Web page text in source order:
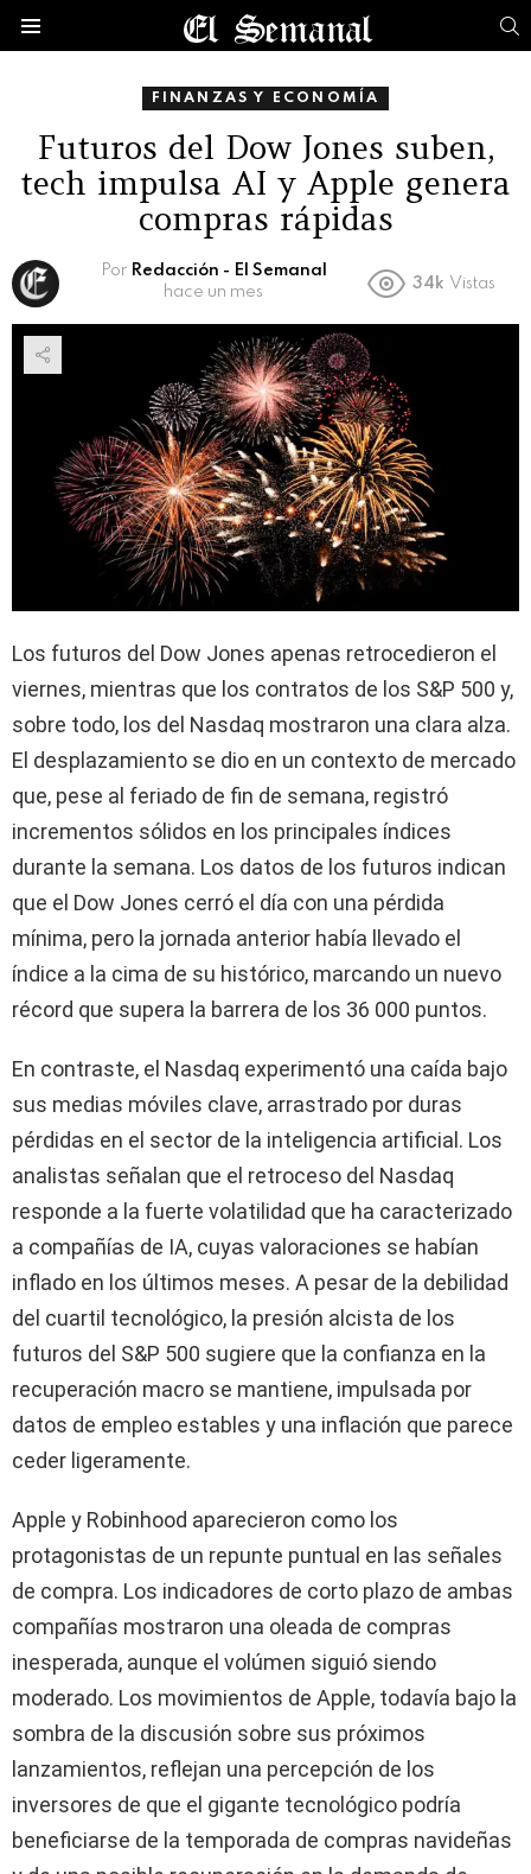
FINANZAS Y ECONOMÍA
Futuros del Dow Jones suben,
tech impulsa AI y Apple genera
compras rápidas
Por Redacción - El Semanal
hace un mes
34k Vistas
Los futuros del Dow Jones apenas retrocedieron el
viernes, mientras que los contratos de los S&P 500 y,
sobre todo, los del Nasdaq mostraron una clara alza.
El desplazamiento se dio en un contexto de mercado
que, pese al feriado de fin de semana, registró
incrementos sólidos en los principales índices
durante la semana. Los datos de los futuros indican
que el Dow Jones cerró el día con una pérdida
mínima, pero la jornada anterior había llevado el
índice a la cima de su histórico, marcando un nuevo
récord que supera la barrera de los 36 000 puntos.
En contraste, el Nasdaq experimentó una caída bajo
sus medias móviles clave, arrastrado por duras
pérdidas en el sector de la inteligencia artificial. Los
analistas señalan que el retroceso del Nasdaq
responde a la fuerte volatilidad que ha caracterizado
a compañías de IA, cuyas valoraciones se habían
inflado en los últimos meses. A pesar de la debilidad
del cuartil tecnológico, la presión alcista de los
futuros del S&P 500 sugiere que la confianza en la
recuperación macro se mantiene, impulsada por
datos de empleo estables y una inflación que parece
ceder ligeramente.
Apple y Robinhood aparecieron como los
protagonistas de un repunte puntual en las señales
de compra. Los indicadores de corto plazo de ambas
compañías mostraron una oleada de compras
inesperada, aunque el volúmen siguió siendo
moderado. Los movimientos de Apple, todavía bajo la
sombra de la discusión sobre sus próximos
lanzamientos, reflejan una percepción de los
inversores de que el gigante tecnológico podría
beneficiarse de la temporada de compras navideñas